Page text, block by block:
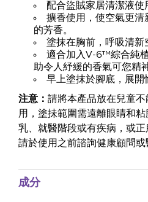
配合盜賊家居清潔液使
擴香使用，使空氣更
的芳香。
塗抹在胸前，呼吸清新
適合加入V-6™綜合純
助令人紓緩的香氣可您精
早上塗抹於腳底，展開
注意： 請將本產品放在兒童
用，塗抺範圍需遠離眼睛和
乳、就醫階段或有疾病，或正
請於使用之前諮詢健康顧問或
成分